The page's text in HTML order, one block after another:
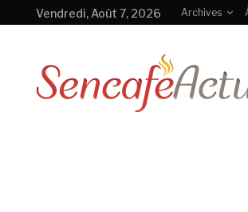
Vendredi, Août 7, 2026 Archives